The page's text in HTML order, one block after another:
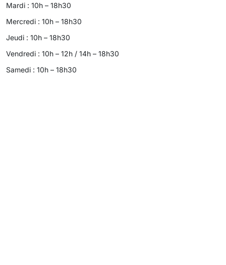
Mardi : 10h – 18h30
Mercredi : 10h – 18h30
Jeudi : 10h – 18h30
Vendredi : 10h – 12h / 14h – 18h30
Samedi : 10h – 18h30